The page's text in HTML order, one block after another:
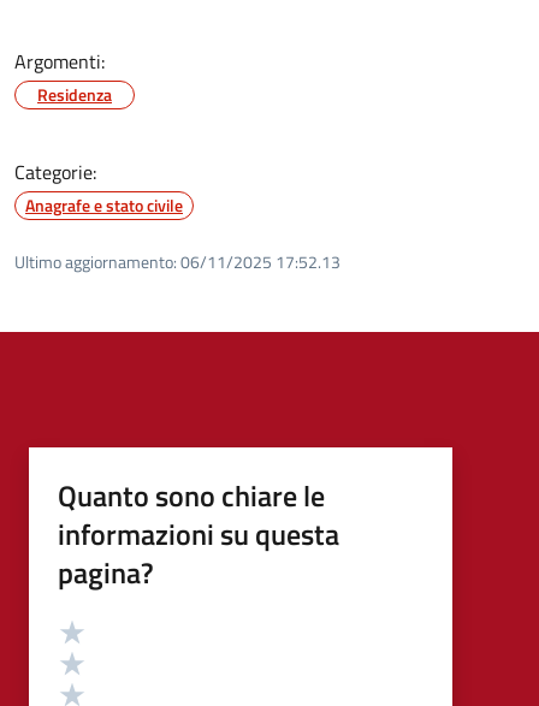
Argomenti:
Residenza
Categorie:
Anagrafe e stato civile
Ultimo aggiornamento:06/11/2025 17:52.13
Quanto sono chiare le
informazioni su questa
pagina?
Valutazione